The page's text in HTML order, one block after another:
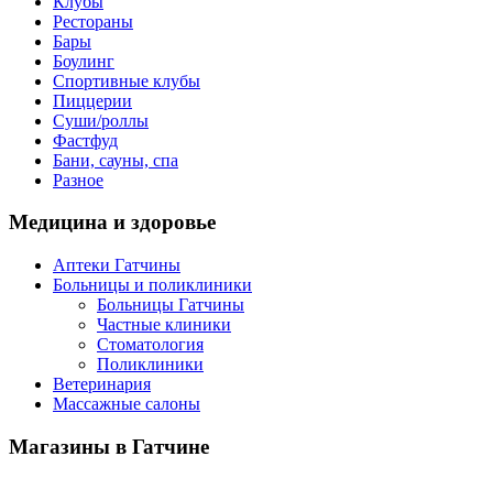
Рестораны
Бары
Боулинг
Спортивные клубы
Пиццерии
Суши/роллы
Фастфуд
Бани, сауны, спа
Разное
Медицина и здоровье
Аптеки Гатчины
Больницы и поликлиники
Больницы Гатчины
Частные клиники
Стоматология
Поликлиники
Ветеринария
Массажные салоны
Магазины в Гатчине